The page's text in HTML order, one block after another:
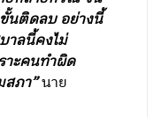
นติดลบ อย่างนี้
าลนี้คงไม่
าะคนทำผิด
สภา”นาย